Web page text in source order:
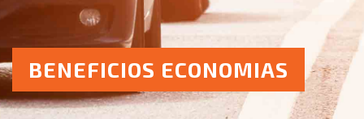
BENEFICIOS ECONOMIAS